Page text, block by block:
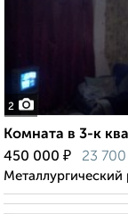
2
Комната в 3-к
450 000 ₽ 23 700
Металлургический